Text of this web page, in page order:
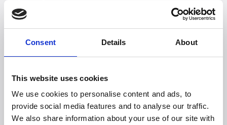
Consent Details About
This website uses cookies
We use cookies to personalise content and ads, to
provide social media features and to analyse our traffic.
We also share information about your use of our site with
præcis, hvor den skal rengøre, når du beder den rengøre
under køkkenbordet efter morgenmaden. Den kører ud
kører automatisk tilbage til ladestationen. Helt uden din
indvirken. Meget nemmere bliver det da ikke…
Med iRobot får du fuld kontrol og frigiver tid.
til dig!
Vejl. udsalgspris
iRobot Roomba i7DKK 4.999